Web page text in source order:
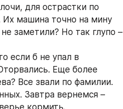
для острастки по
машина точно на мину
заметили? Но так глупо –
если б не упал в
Еще более
Все звали по фамилии.
Завтра вернемся –
кормить.